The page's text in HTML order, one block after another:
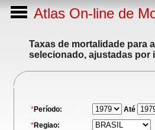
Atlas On-line de
Taxas de mortalidade para
selecionado, ajustadas por
*Período:
Até
*Regiao: